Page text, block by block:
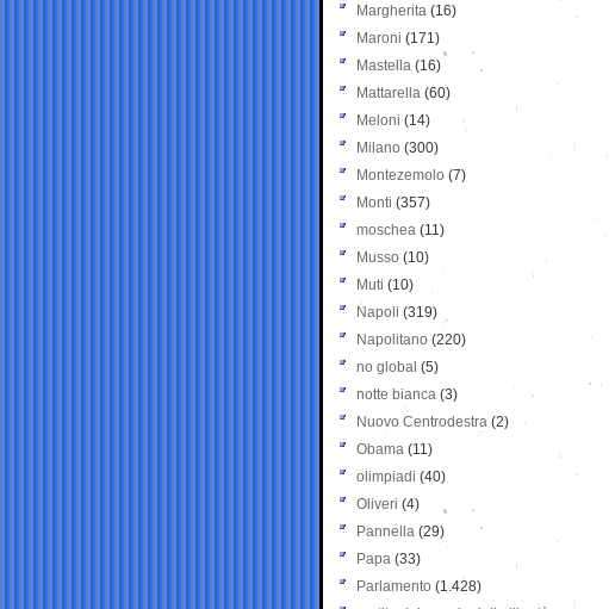
Margherita (16)
Maroni (171)
Mastella (16)
Mattarella (60)
Meloni (14)
Milano (300)
Montezemolo (7)
Monti (357)
moschea (11)
Musso (10)
Muti (10)
Napoli (319)
Napolitano (220)
no global (5)
notte bianca (3)
Nuovo Centrodestra (2)
Obama (11)
olimpiadi (40)
Oliveri (4)
Pannella (29)
Papa (33)
Parlamento (1.428)